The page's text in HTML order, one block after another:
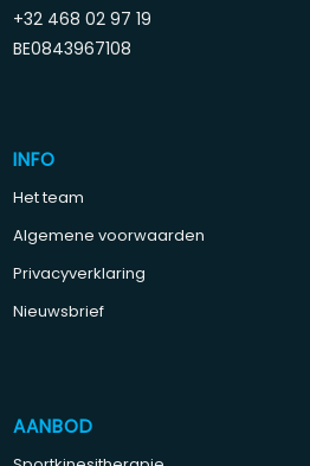
+32 468 02 97 19
BE0843967108
INFO
Het team
Algemene voorwaarden
Privacyverklaring
Nieuwsbrief
AANBOD